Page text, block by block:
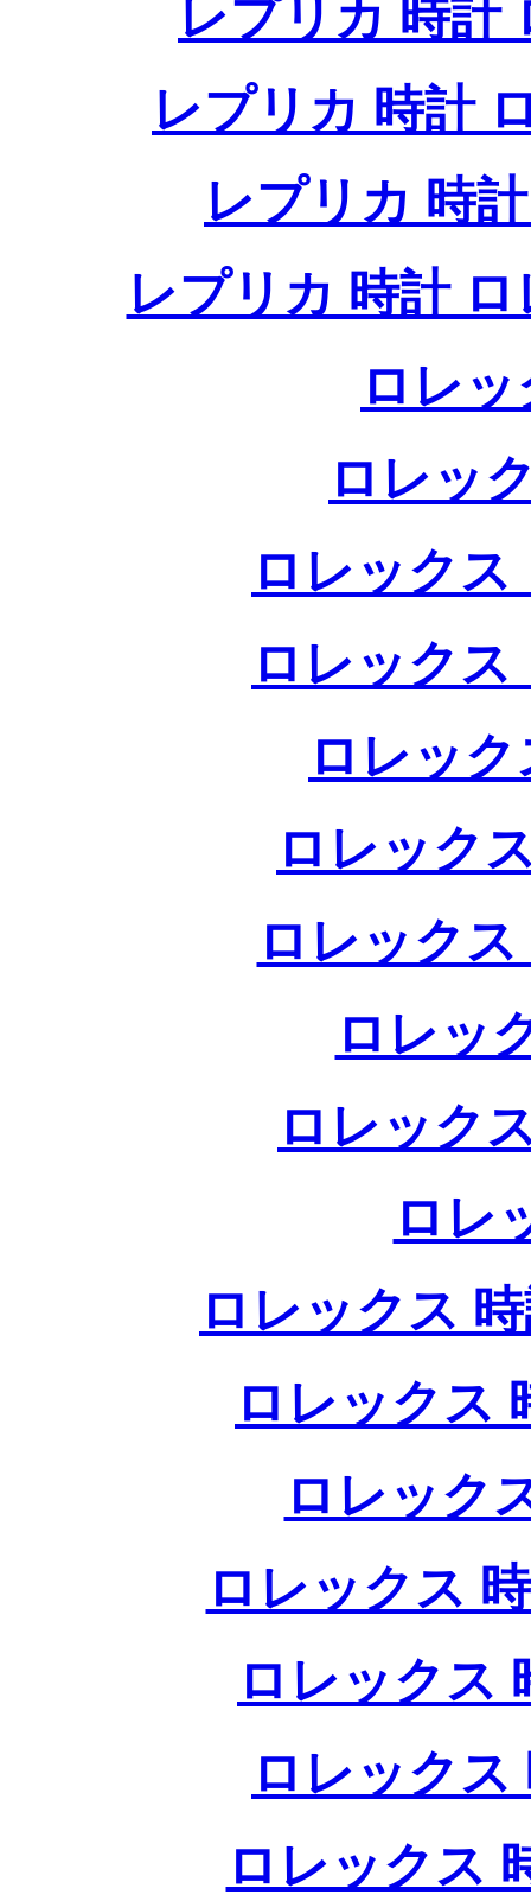
レプリカ 時計
レプリカ 時計
レプリカ 時
レプリカ 時計
ロレ
ロレッ
ロレックス
ロレックス
ロレッ
ロレック
ロレック
ロレッ
ロレック
ロレ
ロレックス
ロレックス
ロレック
ロレックス
ロレックス
ロレックス
ロレックス